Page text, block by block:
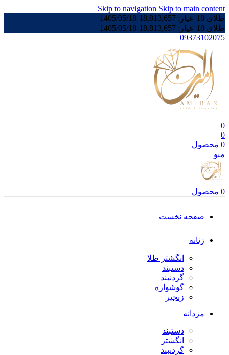
Skip to navigation Skip to main content
طلای 18 عیار:
18,813,657
-
1405/05/18
طلای 18 عیار:
18,813,657
-
1405/05/18
09373102075
0
0
0 محصول
منو
0 محصول
صفحه نخست
زنانه
انگشتر طلا
دستبند
گردنبند
گوشواره
زنجیر
مردانه
دستبند
انگشتر
گردنبند